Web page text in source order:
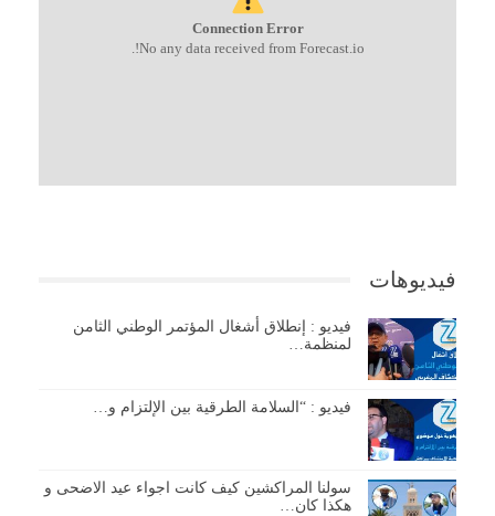
Connection Error
No any data received from Forecast.io!.
فيديوهات
فيديو : إنطلاق أشغال المؤتمر الوطني الثامن
لمنظمة…
فيديو : “السلامة الطرقية بين الإلتزام و…
سولنا المراكشين كيف كانت اجواء عيد الاضحى و
هكذا كان…